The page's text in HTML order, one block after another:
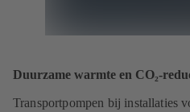
Duurzame warmte en CO₂-
Transportpompen bij installaties